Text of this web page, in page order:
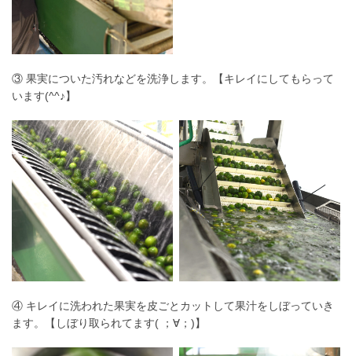
③ 果実についた汚れなどを洗浄します。【キレイにしてもらって
います(^^♪】
④ キレイに洗われた果実を皮ごとカットして果汁をしぼっていき
ます。【しぼり取られてます( ；∀；)】